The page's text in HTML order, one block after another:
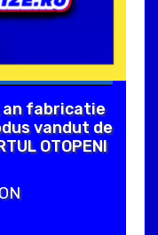
an fabricatie
vandut de
OTOPENI